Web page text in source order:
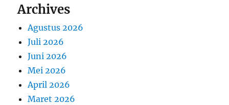
Archives
Agustus 2026
Juli 2026
Juni 2026
Mei 2026
April 2026
Maret 2026